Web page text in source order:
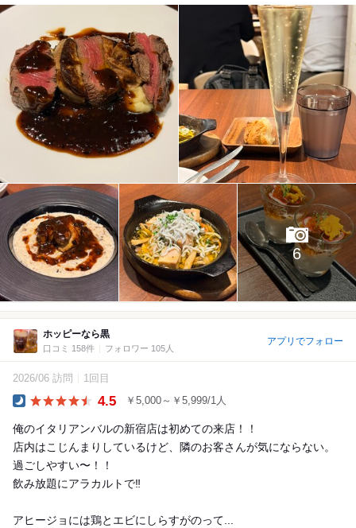
6
ホッピーなら黒
口コミ 158件 フォロワー 105人
アプリでフォロー
2026/06 訪問 1回目
4.5 ￥5,000～￥5,999/1人
俺のイタリアンバルの新宿店は初めての来店！！
店内はこじんまりしているけど、隣のお客さんが気にならない。
過ごしやすい〜！！
飲み放題にアラカルトで‼️
アヒージョには鶏とエビにしらすがのって...